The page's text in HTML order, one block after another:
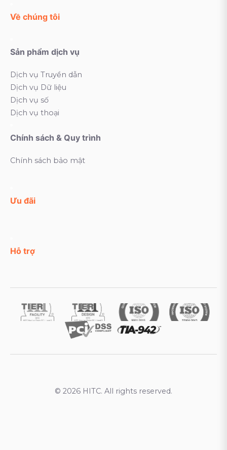
Về chúng tôi
Sản phẩm dịch vụ
Dịch vụ Truyền dẫn
Dịch vụ Dữ liệu
Dịch vụ số
Dịch vụ thoại
Chính sách & Quy trình
Chính sách bảo mật
Ưu đãi
Hỗ trợ
© 2026 HITC. All rights reserved.